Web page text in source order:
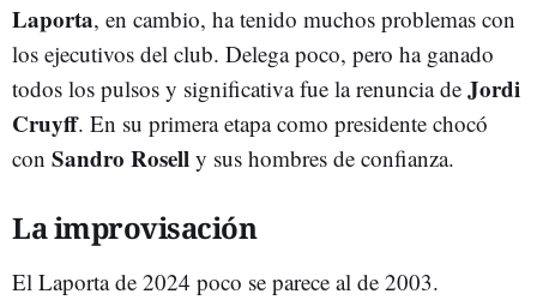
Laporta, en cambio, ha tenido muchos problemas con
los ejecutivos del club. Delega poco, pero ha ganado
todos los pulsos y significativa fue la renuncia de Jordi
Cruyff. En su primera etapa como presidente chocó
con Sandro Rosell y sus hombres de confianza.
La improvisación
El Laporta de 2024 poco se parece al de 2003.